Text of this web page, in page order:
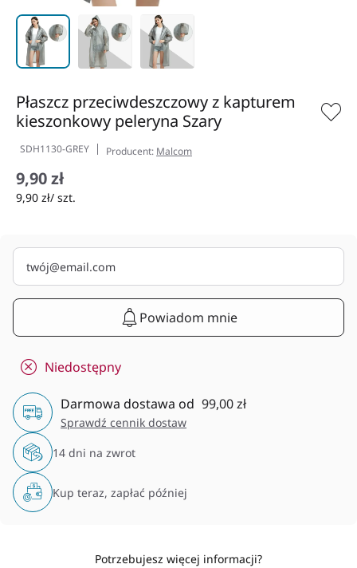
Płaszcz przeciwdeszczowy z kapturem
kieszonkowy peleryna Szary
SDH1130-GREY Producent: Malcom
9,90 zł
9,90 zł/ szt.
Powiadom mnie
Niedostępny
Darmowa dostawa od 99,00 zł
Sprawdź cennik dostaw
14 dni na zwrot
Kup teraz, zapłać później
Potrzebujesz więcej informacji?